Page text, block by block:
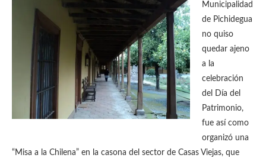
Municipalidad
de Pichidegua
no quiso
quedar ajeno
a la
celebración
del Día del
Patrimonio,
fue así como
organizó una
“Misa a la Chilena” en la casona del sector de Casas Viejas, que